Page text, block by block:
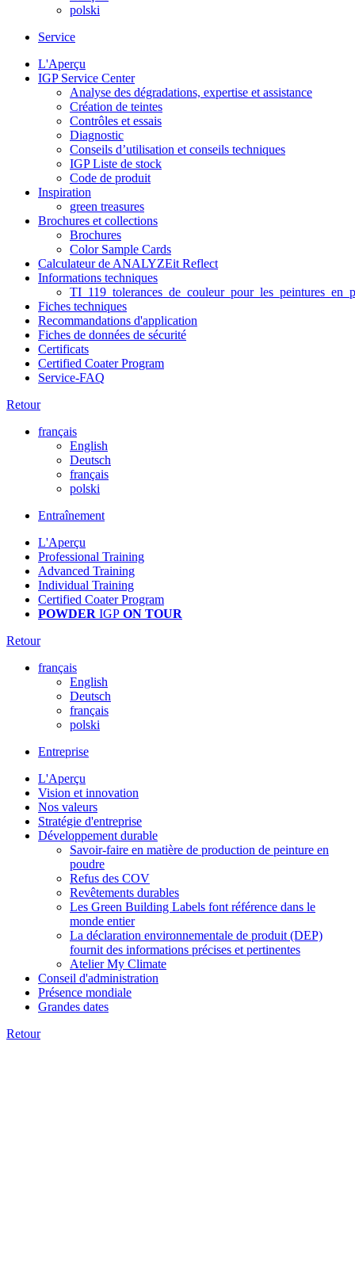
polski
Service
L'Aperçu
IGP Service Center
Analyse des dégradations, expertise et assistance
Création de teintes
Contrôles et essais
Diagnostic
Conseils d’utilisation et conseils techniques
IGP Liste de stock
Code de produit
Inspiration
green treasures
Brochures et collections
Brochures
Color Sample Cards
Calculateur de ANALYZEit Reflect
Informations techniques
Fiches techniques
Recommandations d'application
Fiches de données de sécurité
Certificats
Certified Coater Program
Service-FAQ
Retour
français
English
Deutsch
français
polski
Entraînement
L'Aperçu
Professional Training
Advanced Training
Individual Training
Certified Coater Program
POWDER IGP ON TOUR
Retour
français
English
Deutsch
français
polski
Entreprise
L'Aperçu
Vision et innovation
Nos valeurs
Stratégie d'entreprise
Développement durable
Savoir-faire en matière de production de peinture en
poudre
Refus des COV
Revêtements durables
Les Green Building Labels font référence dans le
monde entier
La déclaration environnementale de produit (DEP)
fournit des informations précises et pertinentes
Atelier My Climate
Conseil d'administration
Présence mondiale
Grandes dates
Retour